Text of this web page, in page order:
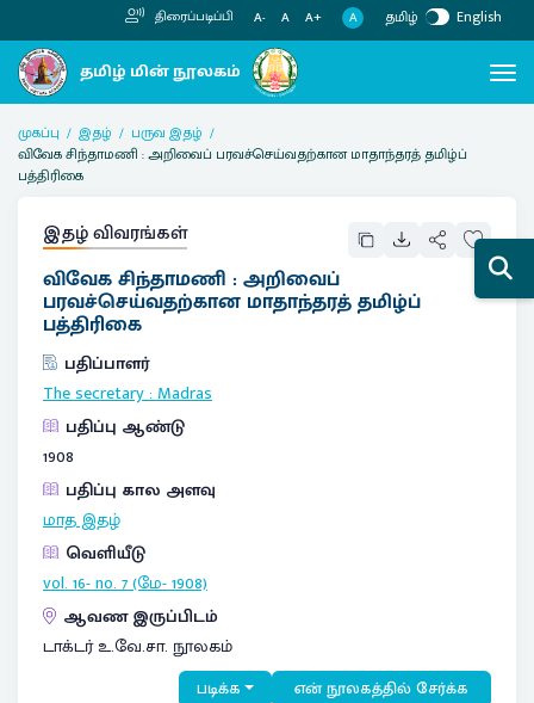
திரைப்படிப்பி A- A A+ A தமிழ் English
முகப்பு இதழ்
பருவ இதழ்
விவேக சிந்தாமணி : அறிவைப் பரவச்செய்வதற்கான மாதாந்தரத் தமிழ்ப்
பத்திரிகை
இதழ் விவரங்கள்
விவேக சிந்தாமணி : அறிவைப்
பரவச்செய்வதற்கான மாதாந்தரத் தமிழ்ப்
பத்திரிகை
பதிப்பாளர்
The secretary:Madras
பதிப்பு ஆண்டு
1908
பதிப்பு கால அளவு
மாத இதழ்
வெளியீடு
vol. 16- no. 7 (மே- 1908)
ஆவண இருப்பிடம்
டாக்டர் உ.வே.சா. நூலகம்
படிக்க என் நூலகத்தில் சேர்க்க